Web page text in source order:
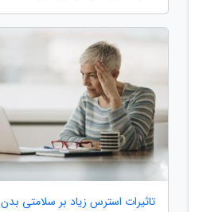
تاثیرات استرس زیاد بر سلامتی بدن